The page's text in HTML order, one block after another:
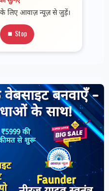
के लिए आवाज़ न्यूज़ से जुड़ें।
⏹ Stop